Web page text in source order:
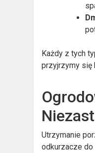
Każdy z tych
przyjrzymy się
Utrzymanie
odkurzacze